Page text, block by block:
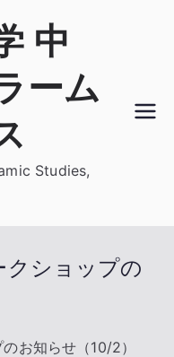
中
ーム
Studies,
クショップの
お知らせ（10/2）